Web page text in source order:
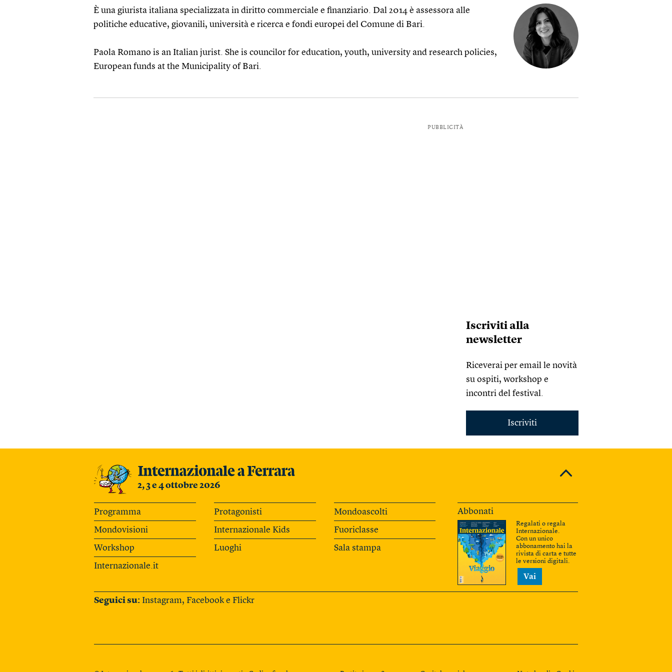
È una giurista italiana specializzata in diritto commerciale e finanziario. Dal 2014 è assessora alle
politiche educative, giovanili, università e ricerca e fondi europei del Comune di Bari.
Paola Romano is an Italian jurist. She is councilor for education, youth, university and research policies,
European funds at the Municipality of Bari.
PUBBLICITÀ
Iscriviti alla
newsletter
Riceverai per email le novità
su ospiti, workshop e
incontri del festival.
Iscriviti
2, 3 e 4 ottobre 2026
Programma Protagonisti
Mondoascolti
Mondovisioni
Internazionale Kids
Fuoriclasse
Workshop
Luoghi
Sala stampa
Internazionale.it
Abbonati
Regalati o regala
Internazionale.
Con un unico
abbonamento hai la
rivista di carta e tutte
le versioni digitali.
Vai
Seguici su: Instagram, Facebook e Flickr